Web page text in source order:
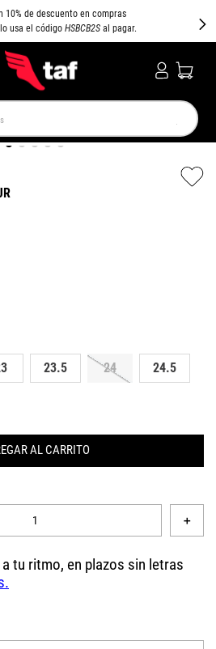
10% de descuento en compras
usa el código HSBCB2Sal pagar.
23.5 24 24.5
AL CARRITO
＋